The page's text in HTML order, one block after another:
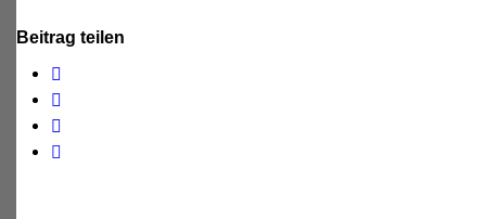
Beitrag teilen